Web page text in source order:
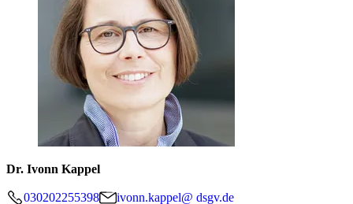
Dr. Ivonn Kappel
030202255398 ivonn.kappel@ dsgv.de